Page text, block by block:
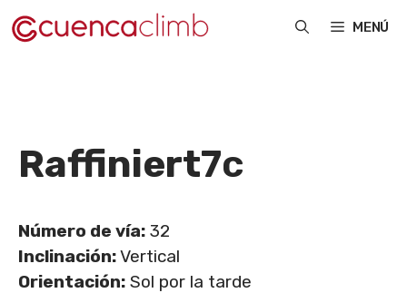
Saltar
al
MENÚ
Raffiniert7c
Número de vía: 32
Inclinación:Vertical
Orientación: Sol por la tarde